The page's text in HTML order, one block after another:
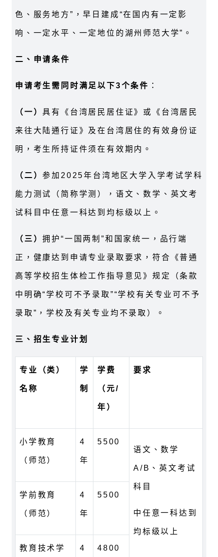
色、服务地方”，早日建成“在国内有一定影
响、一定水平、一定地位的湖州师范大学”。
二、申请条件
申请考生需同时满足以下3个条件 ：
（一）具有《台湾居民居住证》或《台湾居民
来往大陆通行证》及在台湾居住的有效身份证
明，考生所持证件须在有效期内。
（二）参加2025年台湾地区大学入学考试学科
能力测试（简称学测），语文、数学、英文考
试科目中任意一科达到均标级以上。
（三）拥护“一国两制”和国家统一，品行端
正，健康达到申请专业录取要求，符合《普通
高等学校招生体检工作指导意见》规定（条款
中明确“学校可不予录取”“学校有关专业可不予
录取”，学校及有关专业均不录取）。
三、招生专业计划
专业（类）
名称
学
制
学费
（元/
年）
要求
小学教育
（师范）
4
年
5500
语文、数学
A/B、英文考试
科目
中任意一科达到
均标级以上
学前教育
（师范）
4
年
5500
教育技术学 4 4800